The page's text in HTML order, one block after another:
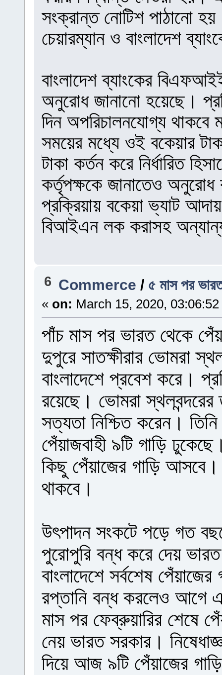
সংক্রান্ত নোটিশ পাঠানো
চেয়ারম্যান ও বাংলাদেশ
বাংলাদেশ ব্যাংকের
অনুরোধ জানানো হয়েছে।
দিন অপরিচালনযোগ্য
সময়ের মধ্যে ওই বকেয়ার
টাকা কর্তন করে নির্ধারিত
কর্তৃপক্ষকে জানাতেও
প্রক্রিয়ায় বকেয়া ভ্যাট
বিআইএন লক করাসহ
6 Commerce / ৫ মাস পর
« on: March 15, 2020,
পাঁচ মাস পর ভারত থেকে
দুপুরে সাতক্ষীরার ভোমরা
বাংলাদেশে প্রবেশ করে।
রয়েছে। ভোমরা
সত্যতা নিশ্চিত করেন।
পেঁয়াজবাহী ৯টি গাড়ি
কিছু পেঁয়াজের গাড়ি
থাকবে।
উৎপাদন সংকটে পড়ে গত
পুরোপুরি বন্ধ করে দেয়
বাংলাদেশে সর্বশেষ
রপ্তানি বন্ধ করলেও আগে
মাস পর ফেব্রুয়ারির শেষে
নেয় ভারত সরকার।
দিয়ে আজ ৯টি পেঁয়াজের